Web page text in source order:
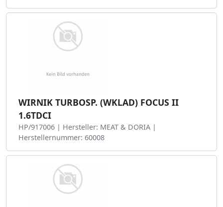
WIRNIK TURBOSP. (WKLAD) FOCUS II
1.6TDCI
HP/917006 | Hersteller: MEAT & DORIA |
Herstellernummer: 60008